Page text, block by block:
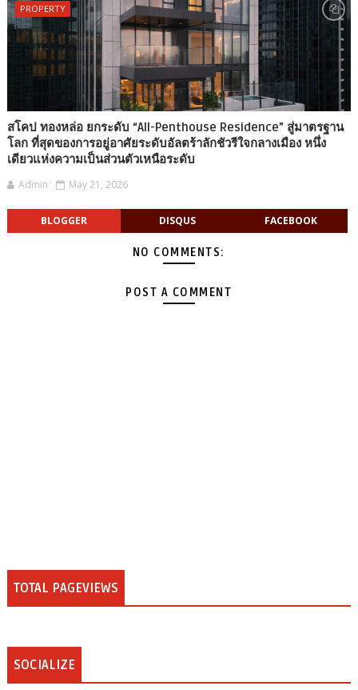
PROPERTY
สโคป ทองหล่อ ยกระดับ “All-Penthouse Residence” สู่มาตรฐาน
โลก ที่สุดของการอยู่อาศัยระดับอัลตร้าลักชัวรีใจกลางเมือง หนึ่ง
เดียวแห่งความเป็นส่วนตัวเหนือระดับ
Admin May 21, 2026
BLOGGER DISQUS FACEBOOK
NO COMMENTS:
POST A COMMENT
TOTAL PAGEVIEWS
SOCIALIZE